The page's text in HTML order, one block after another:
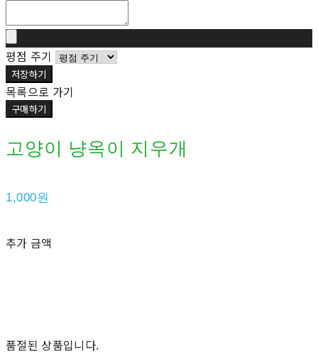
평점 주기
저장하기
목록으로 가기
구매하기
고양이 냥옥이 지우개
1,000원
추가 금액
품절된 상품입니다.